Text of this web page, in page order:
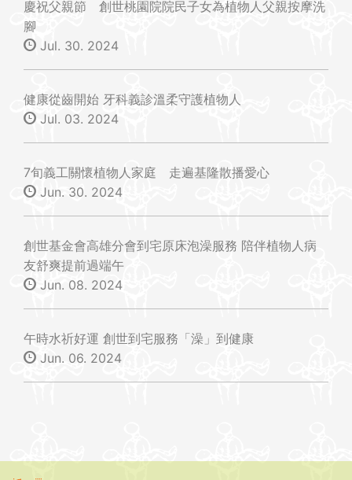
慶祝父親節 創世桃園院院民子女為植物人父親按摩洗
腳
Jul. 30. 2024
健康從齒開始 牙科義診溫柔守護植物人
Jul. 03. 2024
7旬義工關懷植物人家庭 走遍基隆散播愛心
Jun. 30. 2024
創世基金會高雄分會到宅原床泡澡服務 陪伴植物人病
友舒爽提前過端午
Jun. 08. 2024
午時水祈好運 創世到宅服務「澡」到健康
Jun. 06. 2024